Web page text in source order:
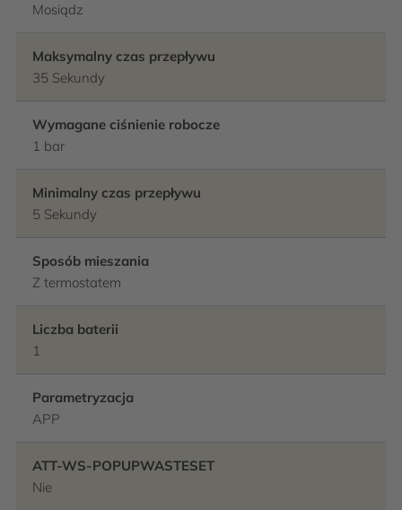
Mosiądz
Maksymalny czas przepływu
35 Sekundy
Wymagane ciśnienie robocze
1 bar
Minimalny czas przepływu
5 Sekundy
Sposób mieszania
Z termostatem
Liczba baterii
1
Parametryzacja
APP
ATT-WS-POPUPWASTESET
Nie